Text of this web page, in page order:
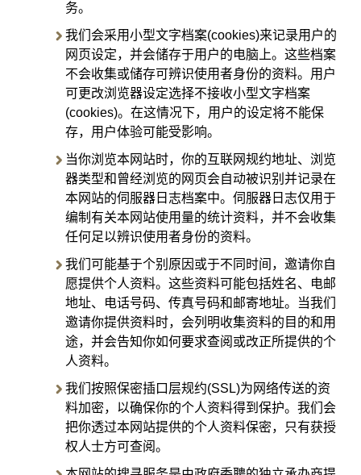
务。
我们会采用小型文字档案(cookies)来记录用户的
网页设定，并会储存于用户的电脑上。这些档案
不会收集或储存可辨识使用者身份的资料。用户
可更改浏览器设定选择不接收小型文字档案
(cookies)。在这情况下，用户的设定将不能保
存，用户体验可能受影响。
当你浏览本网站时，你的互联网规约地址、浏览
器类型和曾经浏览的网页会自动被识别并记录在
本网站的伺服器日志档案中。伺服器日志仅用于
编制有关本网站使用量的统计资料，并不会收集
任何足以辨识使用者身份的资料。
我们可能基于个别原因或于不同时间，邀请你自
愿提供个人资料。这些资料可能包括姓名、电邮
地址、电话号码、传真号码和邮寄地址。当我们
邀请你提供资料时，会列明收集资料的目的和用
途，并会告知你如何要求查阅或改正所提供的个
人资料。
我们按照保密插口层规约(SSL)为网络传送的资
料加密，以确保你的个人资料得到保护。我们会
把你透过本网站提供的个人资料保密，只有获授
权人士方可查阅。